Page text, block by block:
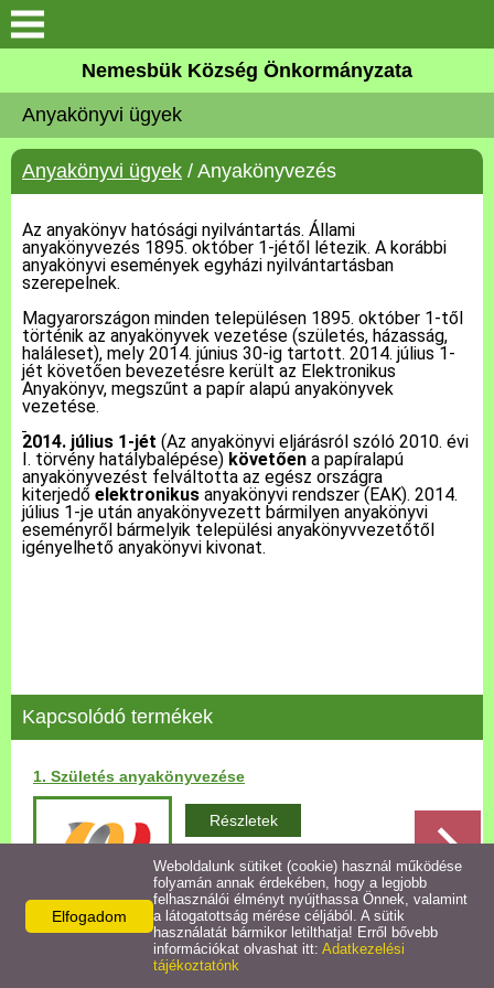
Keresés
Önkormányzat
Közös Önkormányzati
Hivatal
Zalaköveskút
Művelődési ház
Elérhetőség
MAGYAR FALU PROGRAM
Versenyképes Járások
Program
Pályázatok
E-ügyintézés
Anyakönyvi ügyek
Rendeletek,
Dokumentumok
Álláspályázat
Nemesbük Község Önkormányzata
Anyakönyvi ügyek
Anyakönyvi ügyek / Anyakönyvezés
Az anyakönyv hatósági nyilvántartás. Állami
anyakönyvezés 1895. október 1-jétől létezik. A korábbi
anyakönyvi események egyházi nyilvántartásban
szerepelnek.
Magyarországon minden településen 1895. október 1-től
történik az anyakönyvek vezetése (születés, házasság,
haláleset), mely 2014. június 30-ig tartott. 2014. július 1-
jét követően bevezetésre került az Elektronikus
Anyakönyv, megszűnt a papír alapú anyakönyvek
vezetése.
2014. július 1-jét (Az anyakönyvi eljárásról szóló 2010. évi
I. törvény hatálybalépése) követően a papíralapú
anyakönyvezést felváltotta az egész országra
kiterjedő elektronikus anyakönyvi rendszer (EAK). 2014.
július 1-je után anyakönyvezett bármilyen anyakönyvi
eseményről bármelyik települési anyakönyvvezetőtől
igényelhető anyakönyvi kivonat.
Kapcsolódó termékek
1. Születés anyakönyvezése
Részletek
Elfogadom
Weboldalunk sütiket (cookie) használ működése
folyamán annak érdekében, hogy a legjobb
felhasználói élményt nyújthassa Önnek, valamint
a látogatottság mérése céljából. A sütik
használatát bármikor letilthatja! Erről bővebb
információkat olvashat itt: Adatkezelési
tájékoztatónk